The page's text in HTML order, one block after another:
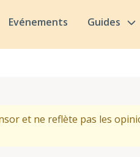
Evénements Guides
et ne reflète pas les